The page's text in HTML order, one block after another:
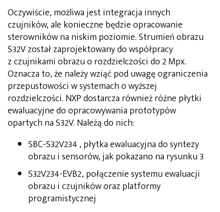
Oczywiście, możliwa jest integracja innych
czujników, ale konieczne będzie opracowanie
sterowników na niskim poziomie. Strumień obrazu
S32V został zaprojektowany do współpracy
z czujnikami obrazu o rozdzielczości do 2 Mpx.
Oznacza to, że należy wziąć pod uwagę ograniczenia
przepustowości w systemach o wyższej
rozdzielczości. NXP dostarcza również różne płytki
ewaluacyjne do opracowywania prototypów
opartych na S32V. Należą do nich:
SBC-S32V234 , płytka ewaluacyjna do syntezy
obrazu i sensorów, jak pokazano na rysunku 3
S32V234-EVB2, połączenie systemu ewaluacji
obrazu i czujników oraz platformy
programistycznej